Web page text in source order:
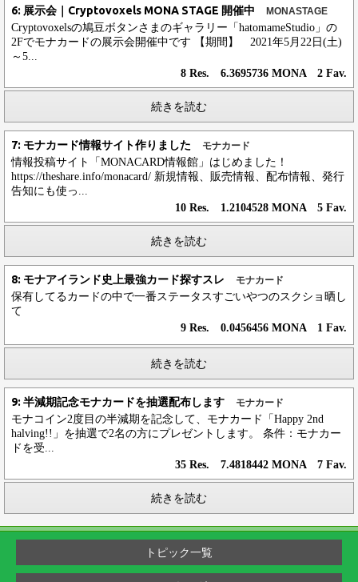
6: 展示会｜Cryptovoxels MONA STAGE 開催中 MONASTAGE
Cryptovoxelsの鳩豆ボタンさまのギャラリー「hatomameStudio」の
2Fでモナカードの展示会開催中です 【期間】 2021年5月22日(土)
～5...
8 Res. 6.3695736 MONA 2 Fav.
続きを読む
7: モナカード情報サイト作りました モナカード
情報投稿サイト「MONACARD情報館」はじめました！
https://theshare.info/monacard/ 新規情報、販売情報、配布情報、発行
告知にも使っ...
10 Res. 1.2104528 MONA 5 Fav.
続きを読む
8: モナアイランド史上最強カード探すスレ モナカード
保有してるカードの中で一番ステータスすごいやつのスクショ晒し
て
9 Res. 0.0456456 MONA 1 Fav.
続きを読む
9: 半減期記念モナカードを抽選配布します モナカード
モナコイン2度目の半減期を記念して、モナカード「Happy 2nd
halving!!」を抽選で2名の方にプレゼントします。 条件：モナカー
ドを受...
35 Res. 7.4818442 MONA 7 Fav.
続きを読む
トピック一覧